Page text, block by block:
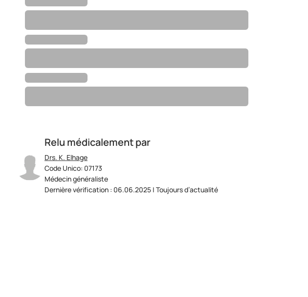
Relu médicalement par
Drs. K. Elhage
Code Unico: 07173
Médecin généraliste
Dernière vérification : 06.06.2025 | Toujours d’actualité